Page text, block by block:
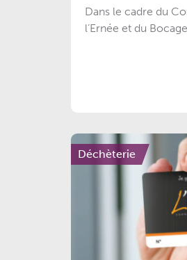
Dans le cadre du
l’Ernée et du
Déchèterie